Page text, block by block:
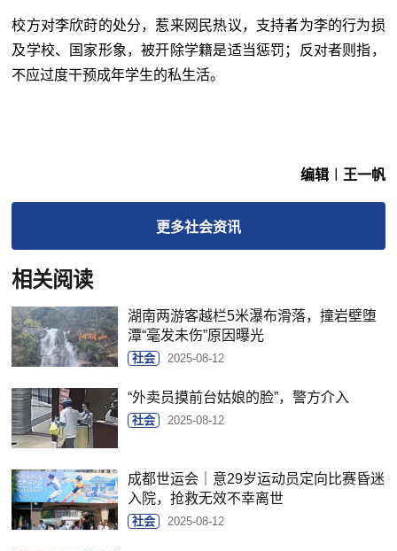
校方对李欣莳的处分，惹来网民热议，支持者为李的行为损
及学校、国家形象，被开除学籍是适当惩罚；反对者则指，
不应过度干预成年学生的私生活。
编辑︱王一帆
更多社会资讯
相关阅读
湖南两游客越栏5米瀑布滑落，撞岩壁堕
潭“毫发未伤”原因曝光
社会 2025-08-12
“外卖员摸前台姑娘的脸”，警方介入
社会 2025-08-12
成都世运会｜意29岁运动员定向比赛昏迷
入院，抢救无效不幸离世
社会 2025-08-12